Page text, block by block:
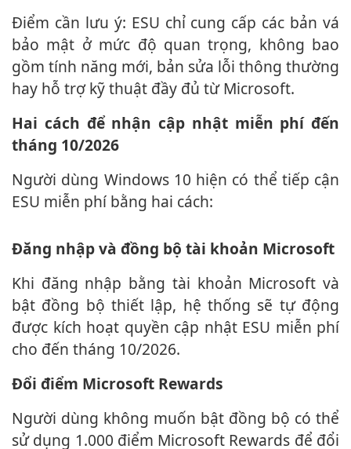
Điểm cần lưu ý: ESU chỉ cung cấp các bản vá
bảo mật ở mức độ quan trọng, không bao
gồm tính năng mới, bản sửa lỗi thông thường
hay hỗ trợ kỹ thuật đầy đủ từ Microsoft.
Hai cách để nhận cập nhật miễn phí đến
tháng 10/2026
Người dùng Windows 10 hiện có thể tiếp cận
ESU miễn phí bằng hai cách:
Đăng nhập và đồng bộ tài khoản Microsoft
Khi đăng nhập bằng tài khoản Microsoft và
bật đồng bộ thiết lập, hệ thống sẽ tự động
được kích hoạt quyền cập nhật ESU miễn phí
cho đến tháng 10/2026.
Đổi điểm Microsoft Rewards
Người dùng không muốn bật đồng bộ có thể
sử dụng 1.000 điểm Microsoft Rewards để đổi